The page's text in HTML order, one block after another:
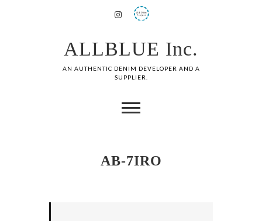
ALLBLUE Inc.
AN AUTHENTIC DENIM DEVELOPER AND A
SUPPLIER.
AB-7IRO